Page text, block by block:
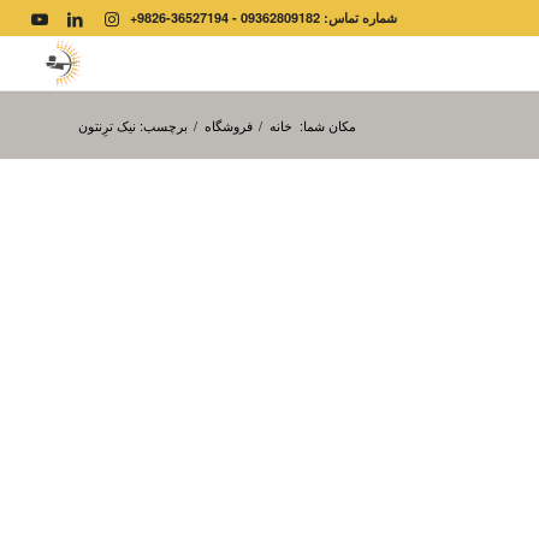
شماره تماس: 09362809182 - 36527194-9826+
مکان شما: خانه / فروشگاه / برچسب: نیک ترِنتون